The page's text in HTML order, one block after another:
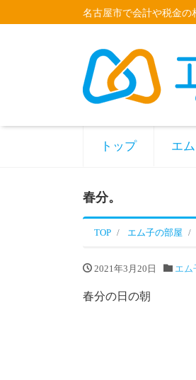
名古屋市で会計や税金の
トップ エ
春分。
TOP エム子の部屋
2021年3月20日 エム
春分の日の朝